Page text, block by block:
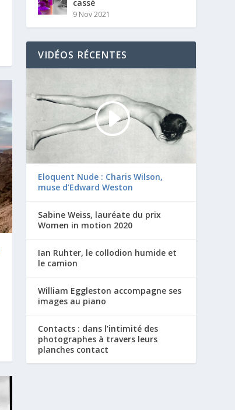
cassé
9 Nov 2021
VIDÉOS RÉCENTES
Eloquent Nude : Charis Wilson,
muse d’Edward Weston
Sabine Weiss, lauréate du prix
Women in motion 2020
Ian Ruhter, le collodion humide et
le camion
William Eggleston accompagne ses
images au piano
Contacts : dans l’intimité des
photographes à travers leurs
planches contact